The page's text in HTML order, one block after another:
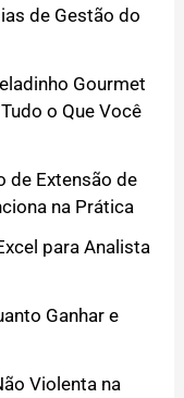
de Gestão do
Gourmet
o Que Você
de Extensão de
na Prática
para Analista
Ganhar e
Violenta na